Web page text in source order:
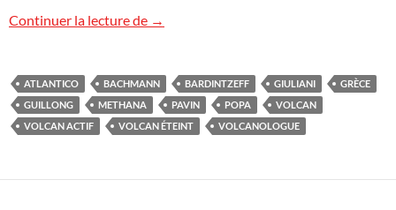
Continuer la lecture de Volcan actif ? Volcan éteint ?
→
ATLANTICO BACHMANN BARDINTZEFF GIULIANI
GRÈCE
GUILLONG
METHANA PAVIN POPA
VOLCAN
VOLCAN ACTIF
VOLCAN ÉTEINT VOLCANOLOGUE